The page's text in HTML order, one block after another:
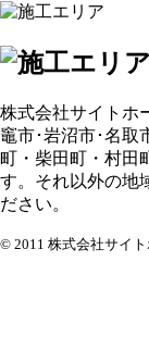
株式会社サイトホ
竈市･岩沼市･名取
町・柴田町・村田
す。それ以外の地
ださい。
© 2011 株式会社サイト